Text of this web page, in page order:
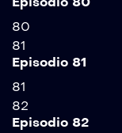
80
81
Episodio 81
81
82
Episodio 82